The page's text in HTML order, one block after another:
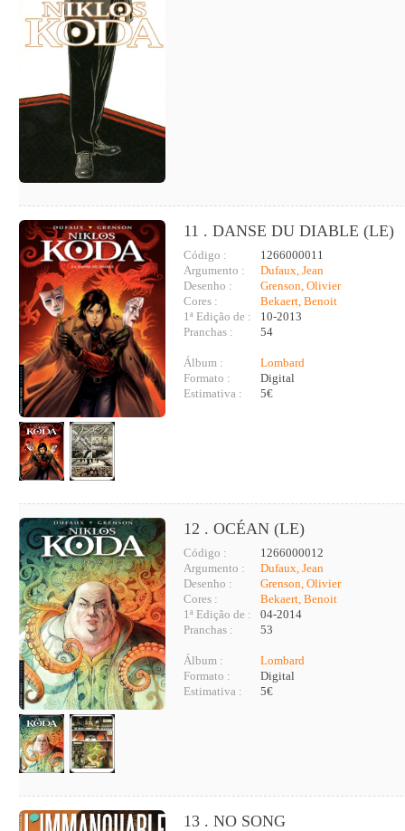
11 . DANSE DU DIABLE (LE)
Código :
1266000011
Argumento :
Dufaux, Jean
Desenho :
Grenson, Olivier
Cores :
Bekaert, Benoit
1ª Edição de :
10-2013
Pranchas :
54
Álbum :
Lombard
Formato :
Digital
Estimativa :
5€
12 . OCÉAN (LE)
Código :
1266000012
Argumento :
Dufaux, Jean
Desenho :
Grenson, Olivier
Cores :
Bekaert, Benoit
1ª Edição de :
04-2014
Pranchas :
53
Álbum :
Lombard
Formato :
Digital
Estimativa :
5€
13 . NO SONG